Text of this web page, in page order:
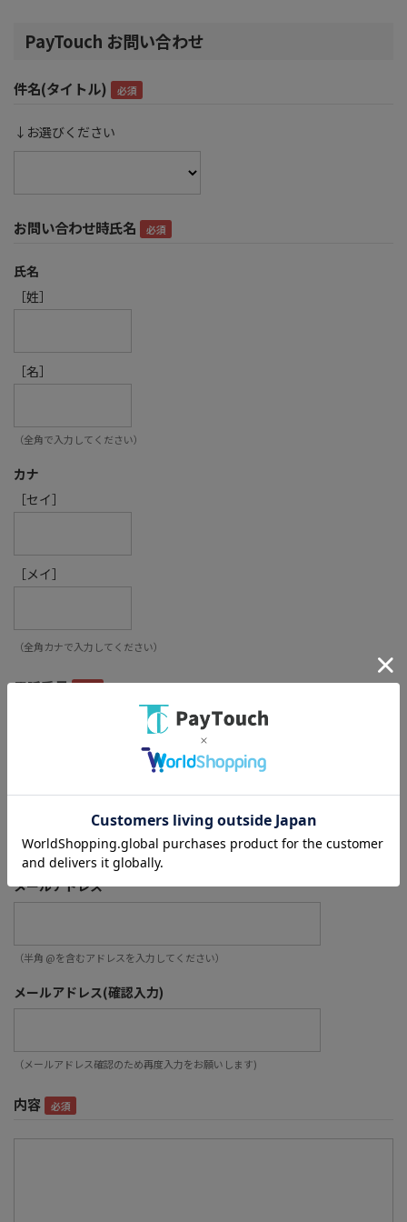
PayTouch お問い合わせ
件名(タイトル)
↓お選びください
お問い合わせ時氏名
氏名
［姓］
［名］
（全角で入力してください）
カナ
［セイ］
［メイ］
（全角カナで入力してください）
電話番号
メールアドレス
メールアドレス
（半角 @を含むアドレスを入力してください）
メールアドレス(確認入力)
（メールアドレス確認のため再度入力をお願いします)
内容